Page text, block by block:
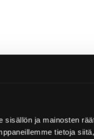
sisällön ja mainosten
tietoja